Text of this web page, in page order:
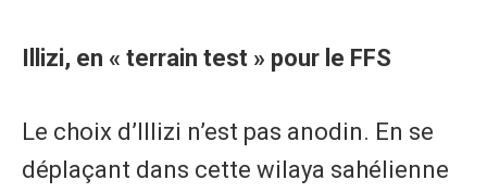
Illizi, en « terrain test » pour le FFS
Le choix d’Illizi n’est pas anodin. En se
déplaçant dans cette wilaya sahélienne